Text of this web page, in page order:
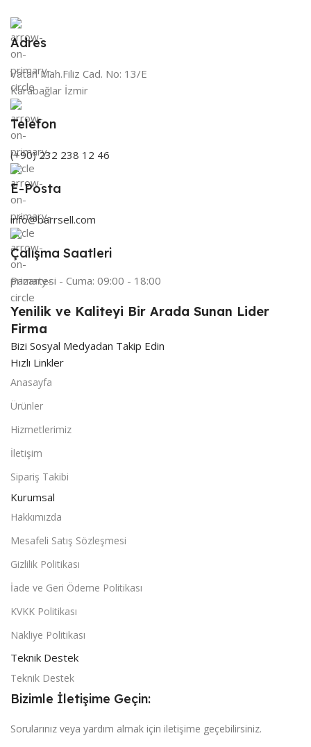
MARKA
RENK
Adres
Vatan Mah.Filiz Cad. No: 13/E
Karabağlar İzmir
Telefon
(+90) 232 238 12 46
E-Posta
info@barrsell.com
Çalışma Saatleri
Pazartesi - Cuma: 09:00 - 18:00
Yenilik ve Kaliteyi Bir Arada Sunan Lider
Firma
Bizi Sosyal Medyadan Takip Edin
Hızlı Linkler
Anasayfa
Ürünler
Hizmetlerimiz
İletişim
Sipariş Takibi
Kurumsal
Hakkımızda
Mesafeli Satış Sözleşmesi
Gizlilik Politikası
İade ve Geri Ödeme Politikası
KVKK Politikası
Nakliye Politikası
Teknik Destek
Teknik Destek
Bizimle İletişime Geçin:
Sorularınız veya yardım almak için iletişime geçebilirsiniz.